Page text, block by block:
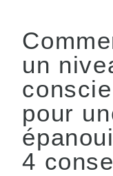
un
pour
4